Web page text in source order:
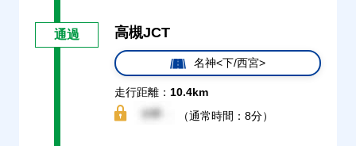
通過 高槻JCT
名神<下/西宮>
走行距離： 10.4km
（通常時間：8分）